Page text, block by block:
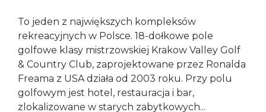
To jeden z największych kompleksów
rekreacyjnych w Polsce. 18-dołkowe pole
golfowe klasy mistrzowskiej Krakow Valley Golf
& Country Club, zaprojektowane przez Ronalda
Freama z USA działa od 2003 roku. Przy polu
golfowym jest hotel, restauracja i bar,
zlokalizowane w starych zabytkowych...